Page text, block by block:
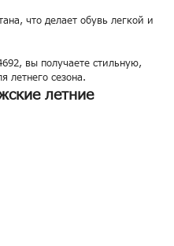
что делает обувь легкой и
вы получаете стильную,
летнего сезона.
летние